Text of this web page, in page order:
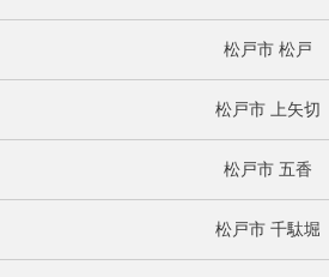
松戸市 松戸
松戸市 上矢切
松戸市 五香
松戸市 千駄堀